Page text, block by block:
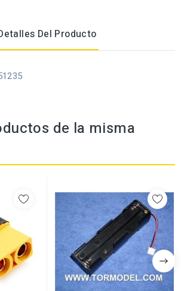
Del Producto
de la misma